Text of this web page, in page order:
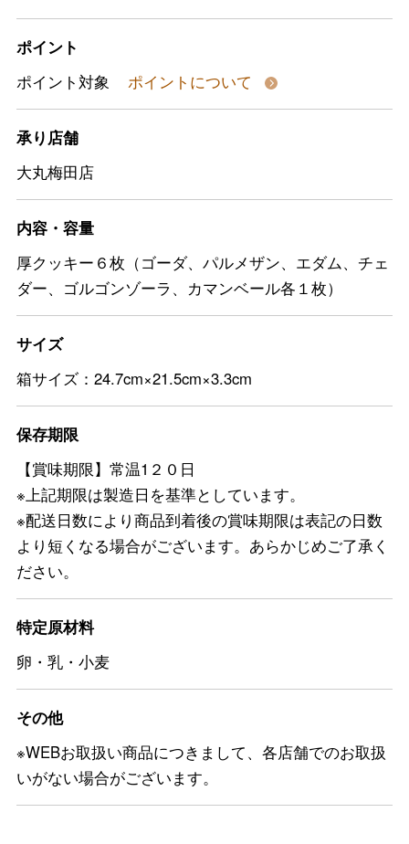
ポイント
ポイント対象
ポイントについて
承り店舗
大丸梅田店
内容・容量
厚クッキー６枚（ゴーダ、パルメザン、エダム、チェ
ダー、ゴルゴンゾーラ、カマンベール各１枚）
サイズ
箱サイズ：24.7cm×21.5cm×3.3cm
保存期限
【賞味期限】常温1２０日
※上記期限は製造日を基準としています。
※配送日数により商品到着後の賞味期限は表記の日数
より短くなる場合がございます。あらかじめご了承く
ださい。
特定原材料
卵・乳・小麦
その他
※WEBお取扱い商品につきまして、各店舗でのお取扱
いがない場合がございます。